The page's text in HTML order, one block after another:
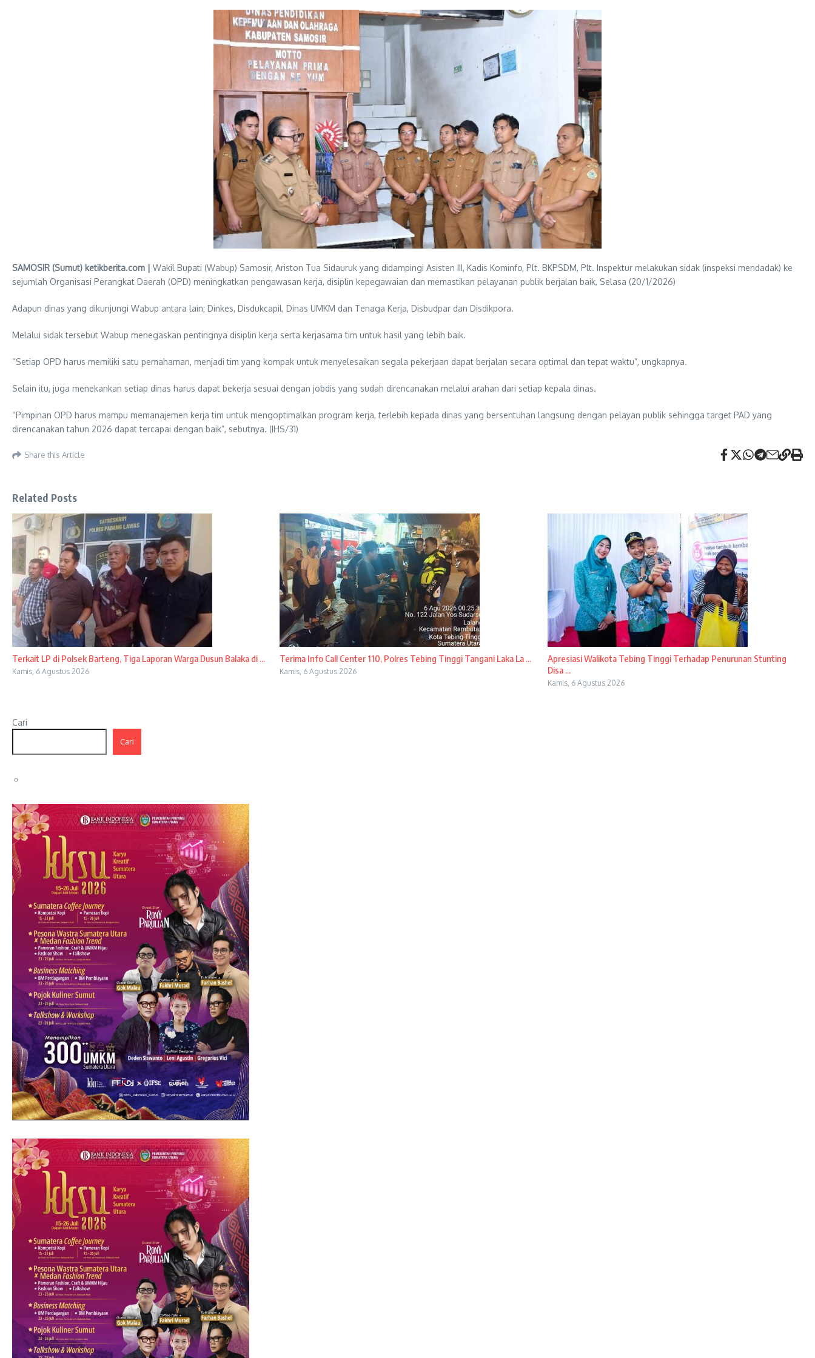
SAMOSIR (Sumut) ketikberita.com | Wakil Bupati (Wabup) Samosir, Ariston Tua Sidauruk yang didampingi Asisten III, Kadis Kominfo, Plt. BKPSDM, Plt. Inspektur melakukan sidak (inspeksi mendadak) ke
sejumlah Organisasi Perangkat Daerah (OPD) meningkatkan pengawasan kerja, disiplin kepegawaian dan memastikan pelayanan publik berjalan baik, Selasa (20/1/2026)
Adapun dinas yang dikunjungi Wabup antara lain; Dinkes, Disdukcapil, Dinas UMKM dan Tenaga Kerja, Disbudpar dan Disdikpora.
Melalui sidak tersebut Wabup menegaskan pentingnya disiplin kerja serta kerjasama tim untuk hasil yang lebih baik.
“Setiap OPD harus memiliki satu pemahaman, menjadi tim yang kompak untuk menyelesaikan segala pekerjaan dapat berjalan secara optimal dan tepat waktu”, ungkapnya.
Selain itu, juga menekankan setiap dinas harus dapat bekerja sesuai dengan jobdis yang sudah direncanakan melalui arahan dari setiap kepala dinas.
“Pimpinan OPD harus mampu memanajemen kerja tim untuk mengoptimalkan program kerja, terlebih kepada dinas yang bersentuhan langsung dengan pelayan publik sehingga target PAD yang
direncanakan tahun 2026 dapat tercapai dengan baik”, sebutnya. (IHS/31)
Share this Article
Related Posts
Terkait LP di Polsek Barteng, Tiga Laporan Warga Dusun Balaka di ...
Kamis, 6 Agustus 2026
Terima Info Call Center 110, Polres Tebing Tinggi Tangani Laka La ...
Kamis, 6 Agustus 2026
Apresiasi Walikota Tebing Tinggi Terhadap Penurunan Stunting
Disa ...
Kamis, 6 Agustus 2026
Cari
Cari